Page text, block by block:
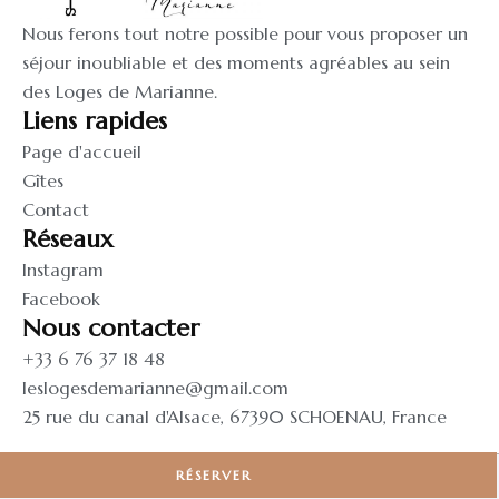
Nous ferons tout notre possible pour vous proposer un
séjour inoubliable et des moments agréables au sein
des Loges de Marianne.
Nous contacter
+33 6 76 37 18 48
leslogesdemarianne@gmail.com
25 rue du canal d'Alsace, 67390 SCHOENAU, France
Liens rapides
Page d'accueil
Gîtes
Contact
Réseaux
Instagram
Facebook
©️ 2024 Les Loges de Marianne
RÉSERVER